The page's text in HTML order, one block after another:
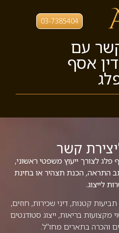
03-7385404
עם
אסף
קשר
לצורך ייעוץ משפטי ראשוני,
התראה, הכנת תצהיר או בחינת
לייצוג.
קטנות, דיני שכירות, חוזים,
מקצועות בריאות, ייצוג סטודנטים
והכרה בתארים מחו"ל.